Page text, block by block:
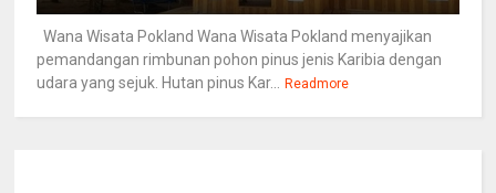
Wana Wisata Pokland Wana Wisata Pokland menyajikan
pemandangan rimbunan pohon pinus jenis Karibia dengan
udara yang sejuk. Hutan pinus Kar...
Readmore